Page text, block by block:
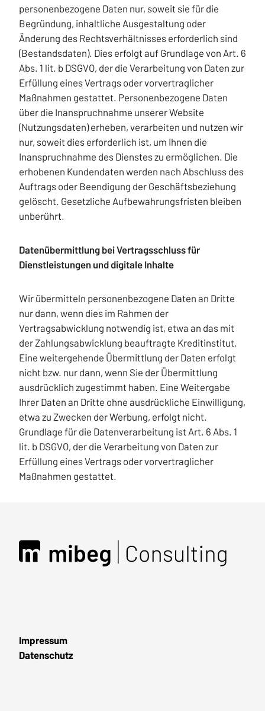
personenbezogene Daten nur, soweit sie für die
Begründung, inhaltliche Ausgestaltung oder
Änderung des Rechtsverhältnisses erforderlich sind
(Bestandsdaten). Dies erfolgt auf Grundlage von Art. 6
Abs. 1 lit. b DSGVO, der die Verarbeitung von Daten zur
Erfüllung eines Vertrags oder vorvertraglicher
Maßnahmen gestattet. Personenbezogene Daten
über die Inanspruchnahme unserer Website
(Nutzungsdaten) erheben, verarbeiten und nutzen wir
nur, soweit dies erforderlich ist, um Ihnen die
Inanspruchnahme des Dienstes zu ermöglichen. Die
erhobenen Kundendaten werden nach Abschluss des
Auftrags oder Beendigung der Geschäftsbeziehung
gelöscht. Gesetzliche Aufbewahrungsfristen bleiben
unberührt.
Datenübermittlung bei Vertragsschluss für
Dienstleistungen und digitale Inhalte
Wir übermitteln personenbezogene Daten an Dritte
nur dann, wenn dies im Rahmen der
Vertragsabwicklung notwendig ist, etwa an das mit
der Zahlungsabwicklung beauftragte Kreditinstitut.
Eine weitergehende Übermittlung der Daten erfolgt
nicht bzw. nur dann, wenn Sie der Übermittlung
ausdrücklich zugestimmt haben. Eine Weitergabe
Ihrer Daten an Dritte ohne ausdrückliche Einwilligung,
etwa zu Zwecken der Werbung, erfolgt nicht.
Grundlage für die Datenverarbeitung ist Art. 6 Abs. 1
lit. b DSGVO, der die Verarbeitung von Daten zur
Erfüllung eines Vertrags oder vorvertraglicher
Maßnahmen gestattet.
Impressum
Datenschutz